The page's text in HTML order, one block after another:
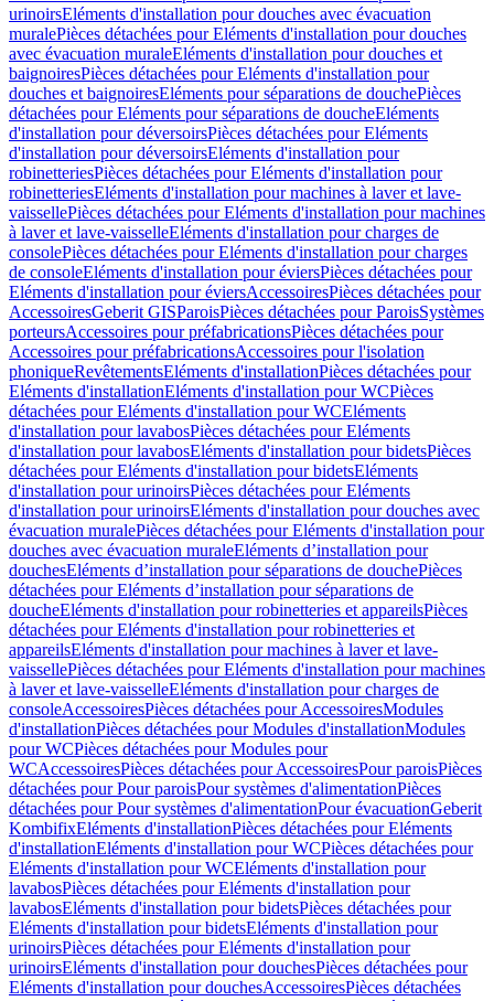
urinoirsEléments d'installation pour douches avec évacuation
muralePièces détachées pour Eléments d'installation pour douches
avec évacuation muraleEléments d'installation pour douches et
baignoiresPièces détachées pour Eléments d'installation pour
douches et baignoiresEléments pour séparations de douchePièces
détachées pour Eléments pour séparations de doucheEléments
d'installation pour déversoirsPièces détachées pour Eléments
d'installation pour déversoirsEléments d'installation pour
robinetteriesPièces détachées pour Eléments d'installation pour
robinetteriesEléments d'installation pour machines à laver et lave-
vaissellePièces détachées pour Eléments d'installation pour machines
à laver et lave-vaisselleEléments d'installation pour charges de
consolePièces détachées pour Eléments d'installation pour charges
de consoleEléments d'installation pour éviersPièces détachées pour
Eléments d'installation pour éviersAccessoiresPièces détachées pour
AccessoiresGeberit GISParoisPièces détachées pour ParoisSystèmes
porteursAccessoires pour préfabricationsPièces détachées pour
Accessoires pour préfabricationsAccessoires pour l'isolation
phoniqueRevêtementsEléments d'installationPièces détachées pour
Eléments d'installationEléments d'installation pour WCPièces
détachées pour Eléments d'installation pour WCEléments
d'installation pour lavabosPièces détachées pour Eléments
d'installation pour lavabosEléments d'installation pour bidetsPièces
détachées pour Eléments d'installation pour bidetsEléments
d'installation pour urinoirsPièces détachées pour Eléments
d'installation pour urinoirsEléments d'installation pour douches avec
évacuation muralePièces détachées pour Eléments d'installation pour
douches avec évacuation muraleEléments d’installation pour
douchesEléments d’installation pour séparations de douchePièces
détachées pour Eléments d’installation pour séparations de
doucheEléments d'installation pour robinetteries et appareilsPièces
détachées pour Eléments d'installation pour robinetteries et
appareilsEléments d'installation pour machines à laver et lave-
vaissellePièces détachées pour Eléments d'installation pour machines
à laver et lave-vaisselleEléments d'installation pour charges de
consoleAccessoiresPièces détachées pour AccessoiresModules
d'installationPièces détachées pour Modules d'installationModules
pour WCPièces détachées pour Modules pour
WCAccessoiresPièces détachées pour AccessoiresPour paroisPièces
détachées pour Pour paroisPour systèmes d'alimentationPièces
détachées pour Pour systèmes d'alimentationPour évacuationGeberit
KombifixEléments d'installationPièces détachées pour Eléments
d'installationEléments d'installation pour WCPièces détachées pour
Eléments d'installation pour WCEléments d'installation pour
lavabosPièces détachées pour Eléments d'installation pour
lavabosEléments d'installation pour bidetsPièces détachées pour
Eléments d'installation pour bidetsEléments d'installation pour
urinoirsPièces détachées pour Eléments d'installation pour
urinoirsEléments d'installation pour douchesPièces détachées pour
Eléments d'installation pour douchesAccessoiresPièces détachées